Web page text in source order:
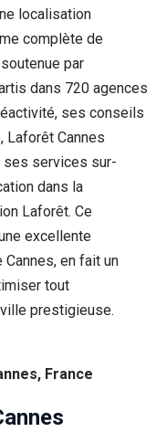
localisation
complète de
par
dans 720 agences
ses conseils
Laforêt Cannes
ses services sur-
dans la
Laforêt. Ce
excellente
en fait un
tout
prestigieuse.
France